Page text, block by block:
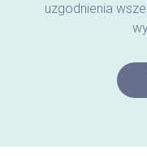
uzgodnienia